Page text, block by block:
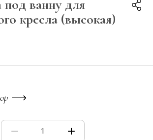
ванну для
кресла (высокая)